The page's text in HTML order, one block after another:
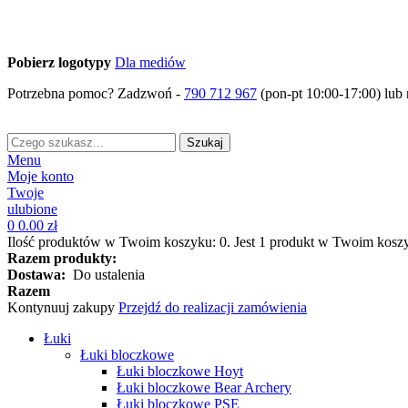
Pobierz logotypy Dla mediów
Potrzebna pomoc? Zadzwoń - 790 712 967 (pon-pt 10:00-17:00) lub
Szukaj
Menu
Moje konto
Twoje
ulubione
0 0.00 zł
Ilość produktów w Twoim koszyku: 0. Jest 1 produkt w Twoim
Razem produkty:
Dostawa: Do ustalenia
Razem
Kontynuuj zakupy Przejdź do realizacji zamówienia
Łuki
Łuki bloczkowe
Łuki bloczkowe Hoyt
Łuki bloczkowe Bear Archery
Łuki bloczkowe PSE